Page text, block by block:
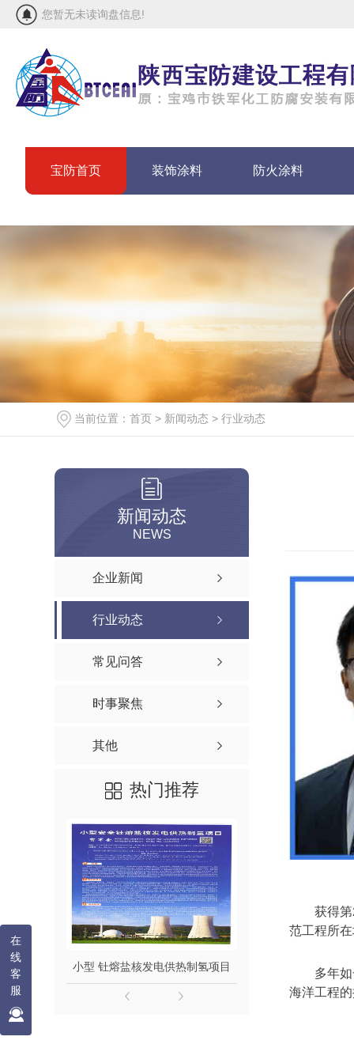
您暂无未读询盘信息!
宝防首页 装饰涂料 防火涂料
当前位置： 首页 > 新闻动态 > 行业动态
新闻动态
NEWS
企业新闻
行业动态
常见问答
时事聚焦
其他
热门推荐
小型 钍熔盐核发电供热制氢项目 钍熔盐堆发电
获得第
范工程所
多年
海洋工程
在
线
客
服